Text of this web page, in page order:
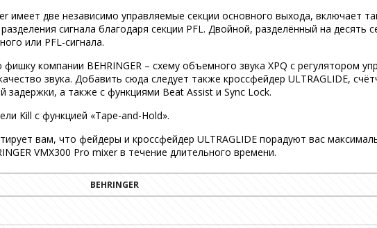
имеет две независимо управляемые секции основного выхода, включает
сигнала благодаря секции PFL. Двойной, разделённый на десять
или PFL-сигнала.
компании BEHRINGER – схему объемного звука XPQ с регулятором
звука. Добавить сюда следует также кроссфейдер ULTRAGLIDE,
а также с функциями Beat Assist и Sync Lock.
Kill с функцией «Tape-and-Hold».
вам, что фейдеры и кроссфейдер ULTRAGLIDE порадуют вас
VMX300 Pro mixer в течение длительного времени.
BEHRINGER